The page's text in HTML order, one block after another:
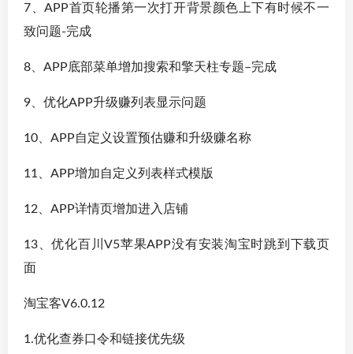
7、APP首页轮播第一次打开背景颜色上下有时候不一
致问题-完成
8、APP底部菜单增加搜索和擎天柱专题–完成
9、优化APP升级赚列表显示问题
10、APP自定义设置预估赚和升级赚名称
11、APP增加自定义列表样式模版
12、APP详情页增加进入店铺
13、优化百川V5苹果APP没有安装淘宝时跳到下载页
面
淘宝客V6.0.12
1.优化查券口令和链接优先级